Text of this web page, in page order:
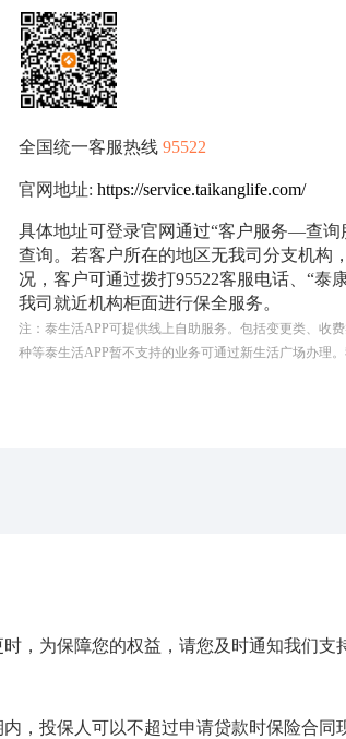
全国统一客服热线 95522
官网地址: https://service.taikanglife.com/
具体地址可登录官网通过“客户服务—查
查询。若客户所在的地区无我司分支机构
况，客户可通过拨打95522客服电话、“泰
我司就近机构柜面进行保全服务。
注：泰生活APP可提供线上自助服务。包括变更类、收
种等泰生活APP暂不支持的业务可通过新生活广场办理
，为保障您的权益，请您及时通知我们支
，投保人可以不超过申请贷款时保险合同